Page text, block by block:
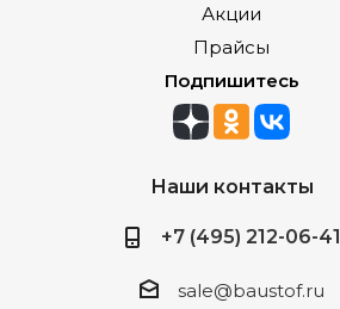
Акции
Прайсы
Подпишитесь
Наши контакты
+7 (495) 212-06-41
sale@baustof.ru